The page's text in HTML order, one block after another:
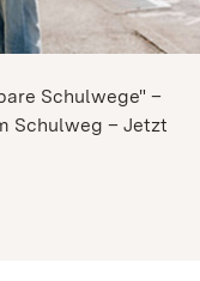
Schulwege" –
Schulweg – Jetzt
Alle